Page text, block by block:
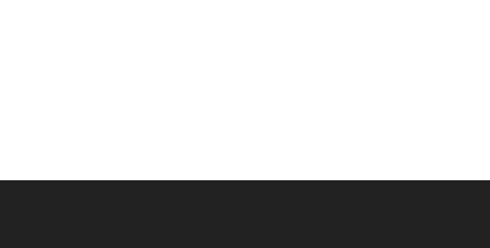
från…